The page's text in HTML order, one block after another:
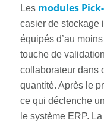
Les modules
casier de stockage
équipés d’au
touche de
collaborateur dans
quantité. Après le
ce qui déclenche
le système ERP.